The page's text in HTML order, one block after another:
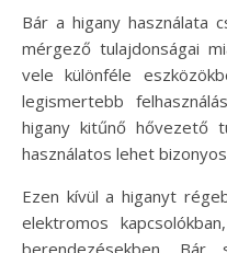
Bár a higany használata
mérgező tulajdonságai
vele különféle
legismertebb
higany kitűnő hővezető
használatos lehet
Ezen kívül a higanyt
elektromos